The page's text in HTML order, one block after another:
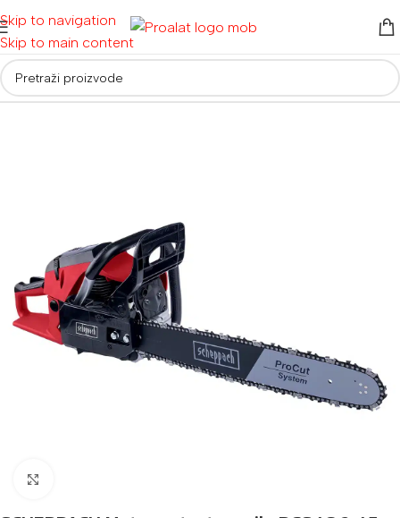
Skip to navigation
Skip to main content
Početna/ Električni alati